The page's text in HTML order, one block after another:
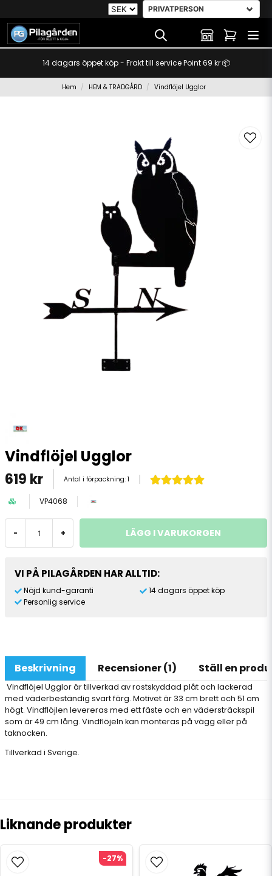
14 dagars öppet köp - Frakt till service Point 69 kr 📦
Hem HEM & TRÄDGÅRD Vindflöjel Ugglor
Vindflöjel Ugglor
619 kr Antal i förpackning: 1
VP4068
- + LÄGG I VARUKORGEN
VI PÅ PILAGÅRDEN HAR ALLTID:
Nöjd kund-garanti
Personlig service
14 dagars öppet köp
Beskrivning Recensioner (1) Ställ en
Vindflöjel Ugglor är tillverkad av rostskyddad plåt och lackerad
med väderbeständig svart färg. Motivet är 33 cm brett och 51 cm
högt. Vindflöjlen levereras med ett fäste och en vädersträckspil
som är 49 cm lång. Vindflöjeln kan monteras på vägg eller på
taknocken.
Tillverkad i Sverige.
Liknande produkter
-27%